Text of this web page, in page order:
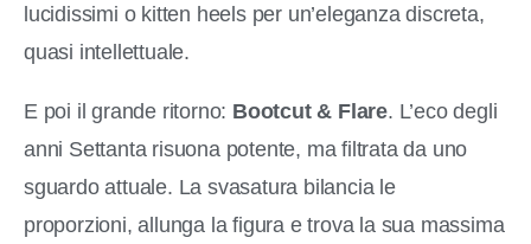
lucidissimi o kitten heels per un’eleganza discreta,
quasi intellettuale.
E poi il grande ritorno: Bootcut & Flare. L’eco degli
anni Settanta risuona potente, ma filtrata da uno
sguardo attuale. La svasatura bilancia le
proporzioni, allunga la figura e trova la sua massima